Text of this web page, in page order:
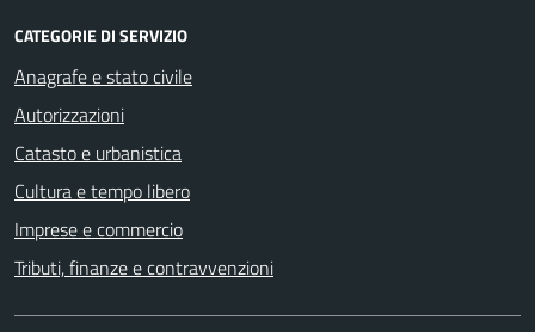
CATEGORIE DI SERVIZIO
Anagrafe e stato civile
Autorizzazioni
Catasto e urbanistica
Cultura e tempo libero
Imprese e commercio
Tributi, finanze e contravvenzioni